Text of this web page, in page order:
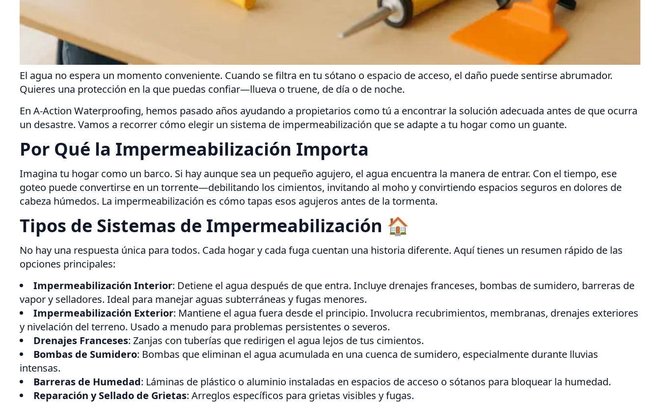
El agua no espera un momento conveniente. Cuando se filtra en tu sótano o espacio de acceso, el daño puede sentirse abrumador.
Quieres una protección en la que puedas confiar—llueva o truene, de día o de noche.
En A-Action Waterproofing, hemos pasado años ayudando a propietarios como tú a encontrar la solución adecuada antes de que ocurra
un desastre. Vamos a recorrer cómo elegir un sistema de impermeabilización que se adapte a tu hogar como un guante.
Por Qué la Impermeabilización Importa
Imagina tu hogar como un barco. Si hay aunque sea un pequeño agujero, el agua encuentra la manera de entrar. Con el tiempo, ese
goteo puede convertirse en un torrente—debilitando los cimientos, invitando al moho y convirtiendo espacios seguros en dolores de
cabeza húmedos. La impermeabilización es cómo tapas esos agujeros antes de la tormenta.
Tipos de Sistemas de Impermeabilización 🏠
No hay una respuesta única para todos. Cada hogar y cada fuga cuentan una historia diferente. Aquí tienes un resumen rápido de las
opciones principales:
Impermeabilización Interior: Detiene el agua después de que entra. Incluye drenajes franceses, bombas de sumidero, barreras de
vapor y selladores. Ideal para manejar aguas subterráneas y fugas menores.
Impermeabilización Exterior: Mantiene el agua fuera desde el principio. Involucra recubrimientos, membranas, drenajes exteriores
y nivelación del terreno. Usado a menudo para problemas persistentes o severos.
Drenajes Franceses: Zanjas con tuberías que redirigen el agua lejos de tus cimientos.
Bombas de Sumidero: Bombas que eliminan el agua acumulada en una cuenca de sumidero, especialmente durante lluvias
intensas.
Barreras de Humedad: Láminas de plástico o aluminio instaladas en espacios de acceso o sótanos para bloquear la humedad.
Reparación y Sellado de Grietas: Arreglos específicos para grietas visibles y fugas.